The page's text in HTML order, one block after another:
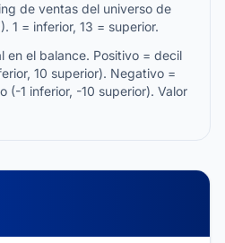
de ventas del universo de
1 = inferior, 13 = superior.
en el balance. Positivo = decil
10 superior). Negativo =
(-1 inferior, -10 superior). Valor